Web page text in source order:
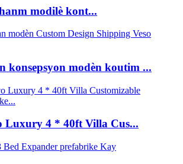
modilè kont...
konsepsyon modèn koutim ...
Luxury 4 * 40ft Villa Cus...